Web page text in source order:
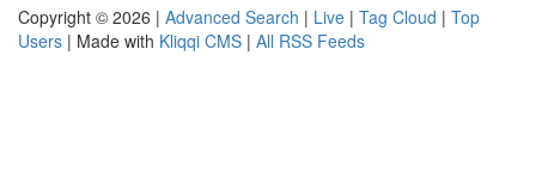
Copyright © 2026 | Advanced Search | Live | Tag Cloud | Top
Users | Made with Kliqqi CMS | All RSS Feeds